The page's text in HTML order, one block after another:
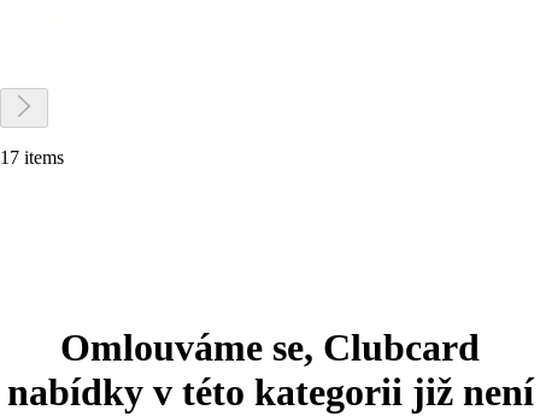
17 items
Omlouváme se, Clubcard
nabídky v této kategorii již není